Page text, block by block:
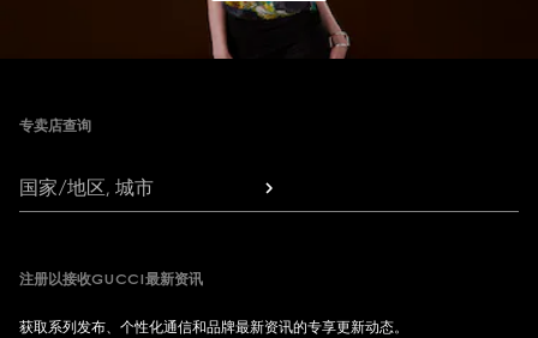
Footer
专卖店查询
国家/地区, 城市
注册以接收GUCCI最新资讯
获取系列发布、个性化通信和品牌最新资讯的专享更新动态。